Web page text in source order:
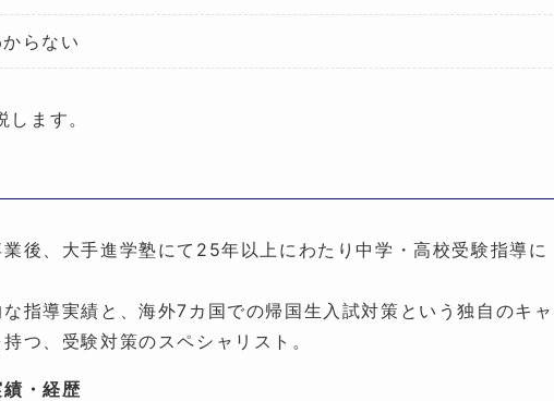
らない
ます。
業後、大手進学塾にて25年以上にわたり中学・高校受験指導に
な指導実績と、海外7カ国での帰国生入試対策という独自のキャ
持つ、受験対策のスペシャリスト。
・経歴